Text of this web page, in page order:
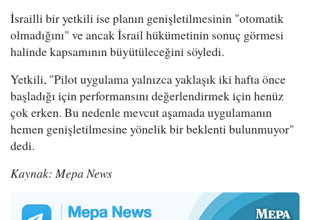
İsrailli bir yetkili ise planın genişletilmesinin "otomatik
olmadığını" ve ancak İsrail hükümetinin sonuç görmesi
halinde kapsamının büyütüleceğini söyledi.
Yetkili, "Pilot uygulama yalnızca yaklaşık iki hafta önce
başladığı için performansını değerlendirmek için henüz
çok erken. Bu nedenle mevcut aşamada uygulamanın
hemen genişletilmesine yönelik bir beklenti bulunmuyor"
dedi.
Kaynak: Mepa News